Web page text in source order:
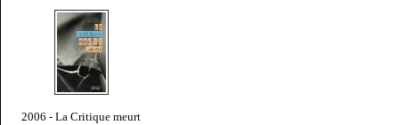
2006 - La Critique meurt